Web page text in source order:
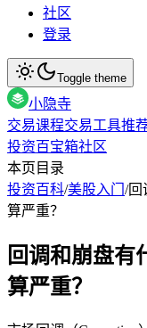
社区
登录
Toggle theme
小隐寺
交易课程交易工具推
投资百宝箱社区
本页目录
投资百科/美股入门 /回
算严重？
回调和崩盘有
算严重？